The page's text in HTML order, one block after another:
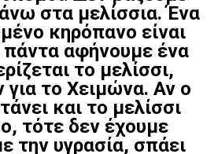
στα μελίσσια. Ένα
κηρόπανο είναι
πάντα αφήνουμε ένα
το μελίσσι,
για το Χειμώνα. Αν ο
και το μελίσσι
τότε δεν έχουμε
την υγρασία, σπάει